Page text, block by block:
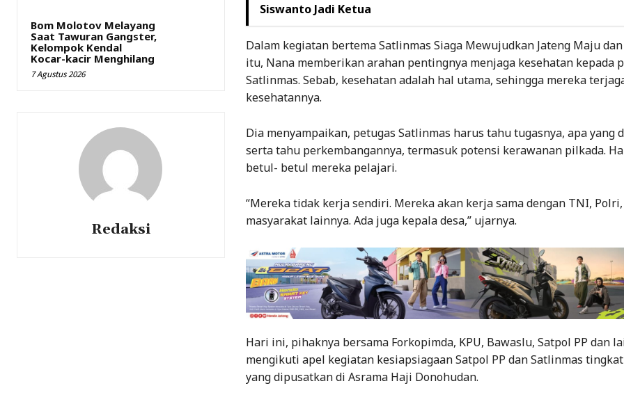
Bom Molotov Melayang
Saat Tawuran Gangster,
Kelompok Kendal
Kocar-kacir Menghilang
7 Agustus 2026
Redaksi
Siswanto Jadi Ketua
Dalam kegiatan bertema Satlinmas Siaga Mewujudkan Jateng Maju
itu, Nana memberikan arahan pentingnya menjaga kesehatan kepada
Satlinmas. Sebab, kesehatan adalah hal utama, sehingga mereka
kesehatannya.
Dia menyampaikan, petugas Satlinmas harus tahu tugasnya, apa yang
serta tahu perkembangannya, termasuk potensi kerawanan pilkada.
betul- betul mereka pelajari.
“Mereka tidak kerja sendiri. Mereka akan kerja sama dengan TNI, Polri,
masyarakat lainnya. Ada juga kepala desa,” ujarnya.
Hari ini, pihaknya bersama Forkopimda, KPU, Bawaslu, Satpol PP dan
mengikuti apel kegiatan kesiapsiagaan Satpol PP dan Satlinmas tingkat
yang dipusatkan di Asrama Haji Donohudan.